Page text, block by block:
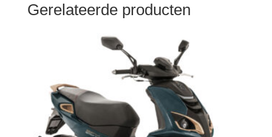
Gerelateerde producten